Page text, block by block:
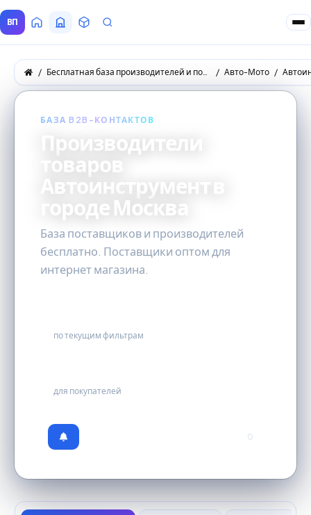
ВП ГлавнаяВсе Поставщики
ТоварыЗапросы покупателей
Бесплатная база производителей и поставщиков товаров оптом Авто-Мото
БАЗА B2B-КОНТАКТОВ
Производители
товаров
Автоинструмент в
городе Москва
База поставщиков и производителей
бесплатно. Поставщики оптом для
интернет магазина.
по текущим фильтрам
для покупателей
0